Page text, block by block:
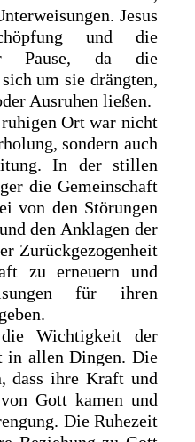
Jesus
und die
Pause, da die
um sie drängten,
Ausruhen ließen.
Ort war nicht
sondern auch
In der stillen
die Gemeinschaft
von den Störungen
den Anklagen der
Zurückgezogenheit
zu erneuern und
für ihren
Wichtigkeit der
in allen Dingen. Die
dass ihre Kraft und
Gott kamen und
Die Ruhezeit